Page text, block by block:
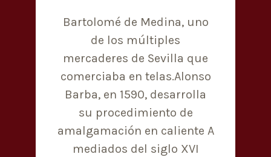
Bartolomé de Medina, uno
de los múltiples
mercaderes de Sevilla que
comerciaba en telas.Alonso
Barba, en 1590, desarrolla
su procedimiento de
amalgamación en caliente A
mediados del siglo XVI